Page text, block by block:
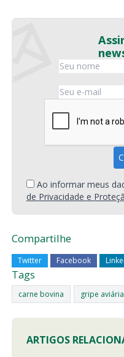
Ao informar meus
de Privacidade e
Compartilhe
Twitter Facebook
Tags
carne bovina gripe aviária
ARTIGOS